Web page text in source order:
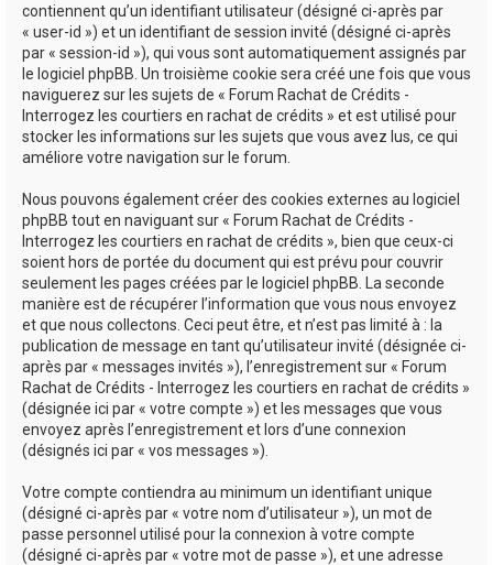
contiennent qu’un identifiant utilisateur (désigné ci-après par
« user-id ») et un identifiant de session invité (désigné ci-après
par « session-id »), qui vous sont automatiquement assignés par
le logiciel phpBB. Un troisième cookie sera créé une fois que vous
naviguerez sur les sujets de « Forum Rachat de Crédits -
Interrogez les courtiers en rachat de crédits » et est utilisé pour
stocker les informations sur les sujets que vous avez lus, ce qui
améliore votre navigation sur le forum.
Nous pouvons également créer des cookies externes au logiciel
phpBB tout en naviguant sur « Forum Rachat de Crédits -
Interrogez les courtiers en rachat de crédits », bien que ceux-ci
soient hors de portée du document qui est prévu pour couvrir
seulement les pages créées par le logiciel phpBB. La seconde
manière est de récupérer l’information que vous nous envoyez
et que nous collectons. Ceci peut être, et n’est pas limité à : la
publication de message en tant qu’utilisateur invité (désignée ci-
après par « messages invités »), l’enregistrement sur « Forum
Rachat de Crédits - Interrogez les courtiers en rachat de crédits »
(désignée ici par « votre compte ») et les messages que vous
envoyez après l’enregistrement et lors d’une connexion
(désignés ici par « vos messages »).
Votre compte contiendra au minimum un identifiant unique
(désigné ci-après par « votre nom d’utilisateur »), un mot de
passe personnel utilisé pour la connexion à votre compte
(désigné ci-après par « votre mot de passe »), et une adresse